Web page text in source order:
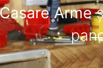
Casare Arme